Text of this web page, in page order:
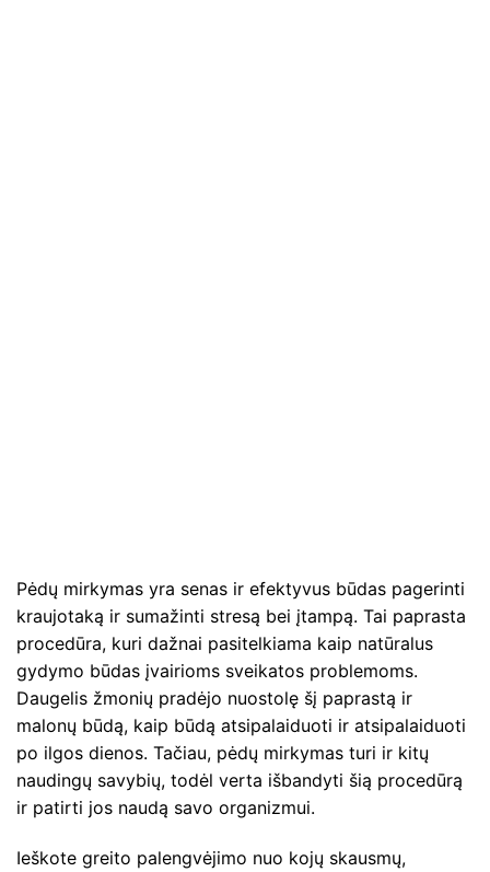
Pėdų mirkymas yra senas ir efektyvus būdas pagerinti
kraujotaką ir sumažinti stresą bei įtampą. Tai paprasta
procedūra, kuri dažnai pasitelkiama kaip natūralus
gydymo būdas įvairioms sveikatos problemoms.
Daugelis žmonių pradėjo nuostolę šį paprastą ir
malonų būdą, kaip būdą atsipalaiduoti ir atsipalaiduoti
po ilgos dienos. Tačiau, pėdų mirkymas turi ir kitų
naudingų savybių, todėl verta išbandyti šią procedūrą
ir patirti jos naudą savo organizmui.
Ieškote greito palengvėjimo nuo kojų skausmų,